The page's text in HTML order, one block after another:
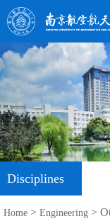
Disciplines
Home > Engineering >